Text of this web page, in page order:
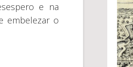
e na
embelezar o